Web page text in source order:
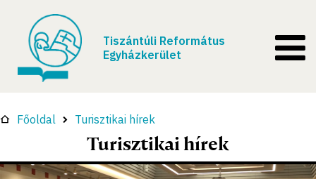
Tiszántúli Református
Egyházkerület
Főoldal Turisztikai hírek
Turisztikai hírek